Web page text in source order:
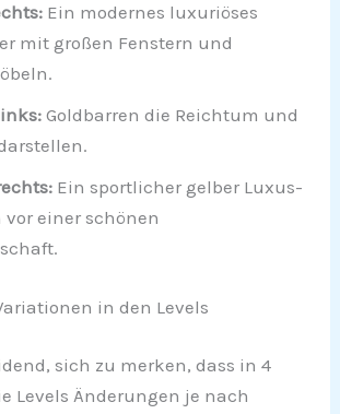
Ein modernes luxuriöses
mit großen Fenstern und
Goldbarren die Reichtum und
Ein sportlicher gelber Luxus-
vor einer schönen
in den Levels
sich zu merken, dass in 4
Levels Änderungen je nach